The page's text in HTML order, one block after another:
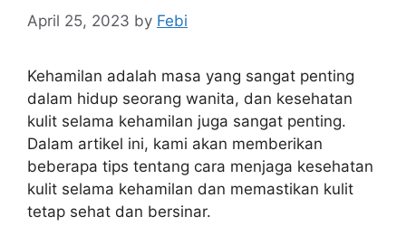
April 25, 2023 by Febi
Kehamilan adalah masa yang sangat penting
dalam hidup seorang wanita, dan kesehatan
kulit selama kehamilan juga sangat penting.
Dalam artikel ini, kami akan memberikan
beberapa tips tentang cara menjaga kesehatan
kulit selama kehamilan dan memastikan kulit
tetap sehat dan bersinar.